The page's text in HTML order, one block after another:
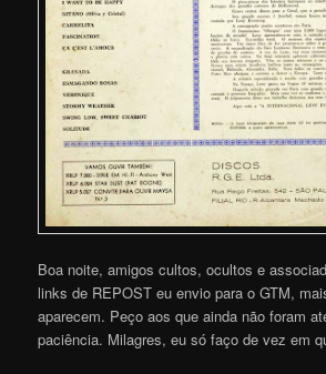
Boa noite, amigos cultos, ocultos e
links de REPOST eu envio para o GTM,
aparecem. Peço aos que ainda não foram
paciência. Milagres, eu só faço de vez em